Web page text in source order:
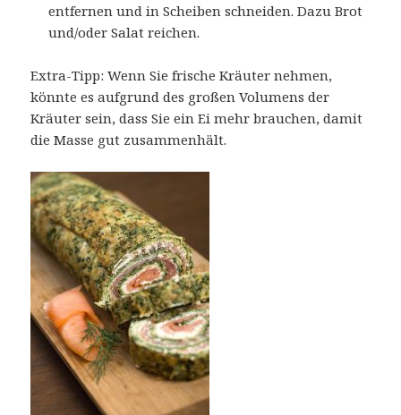
entfernen und in Scheiben schneiden. Dazu Brot
und/oder Salat reichen.
Extra-Tipp: Wenn Sie frische Kräuter nehmen,
könnte es aufgrund des großen Volumens der
Kräuter sein, dass Sie ein Ei mehr brauchen, damit
die Masse gut zusammenhält.